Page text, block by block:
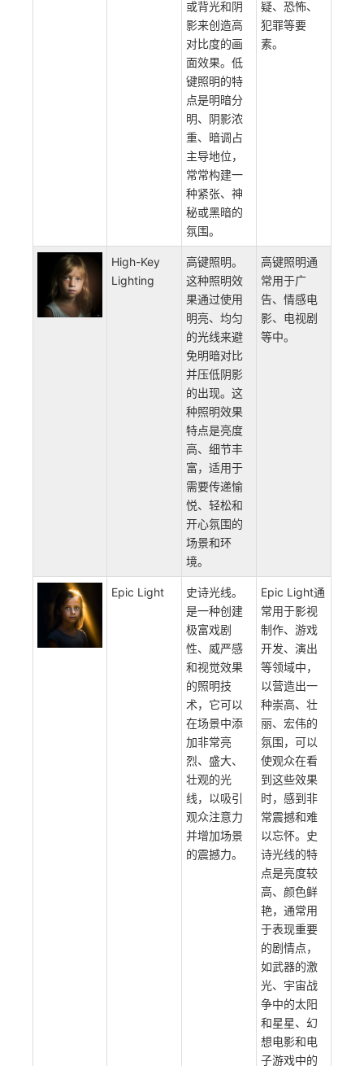
低键照明。
指的是一种
特殊的照明
效果，该效
果通常通过
强烈的侧光
或背光和阴
影来创造高
对比度的画
面效果。低
键照明的特
点是明暗分
明、阴影浓
重、暗调占
主导地位，
常常构建一
种紧张、神
秘或黑暗的
氛围。
低键照明广
泛应用于电
高键照明。
这种照明效
果通过使用
明亮、均匀
的光线来避
免明暗对比
并压低阴影
的出现。这
种照明效果
特点是亮度
高、细节丰
富，适用于
需要传递愉
悦、轻松和
开心氛围的
场景和环
境。
史诗光线。
是一种创建
极富戏剧
性、威严感
和视觉效果
的照明技
术，它可以
在场景中添
Epic Light通
常用于影视
制作、游戏
开发、演出
等领域中，
以营造出一
种崇高、壮
丽、宏伟的
氛围，可以
使观众在看
到这些效果
时，感到非
常震撼和难
以忘怀。史
诗光线的特
点是亮度较
高、颜色鲜
艳，通常用
于表现重要